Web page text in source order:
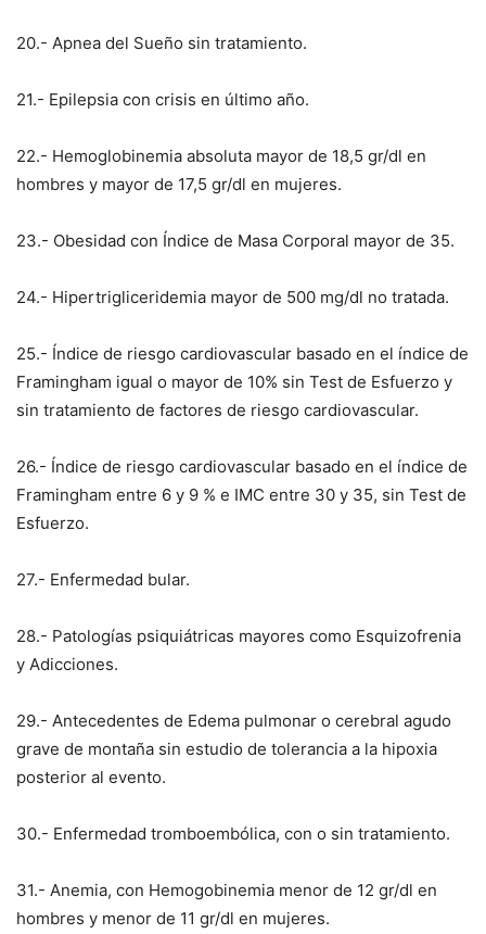
20.- Apnea del Sueño sin tratamiento.
21.- Epilepsia con crisis en último año.
22.- Hemoglobinemia absoluta mayor de 18,5 gr/dl en
hombres y mayor de 17,5 gr/dl en mujeres.
23.- Obesidad con Índice de Masa Corporal mayor de 35.
24.- Hipertrigliceridemia mayor de 500 mg/dl no tratada.
25.- Índice de riesgo cardiovascular basado en el índice de
Framingham igual o mayor de 10% sin Test de Esfuerzo y
sin tratamiento de factores de riesgo cardiovascular.
26.- Índice de riesgo cardiovascular basado en el índice de
Framingham entre 6 y 9 % e IMC entre 30 y 35, sin Test de
Esfuerzo.
27.- Enfermedad bular.
28.- Patologías psiquiátricas mayores como Esquizofrenia
y Adicciones.
29.- Antecedentes de Edema pulmonar o cerebral agudo
grave de montaña sin estudio de tolerancia a la hipoxia
posterior al evento.
30.- Enfermedad tromboembólica, con o sin tratamiento.
31.- Anemia, con Hemogobinemia menor de 12 gr/dl en
hombres y menor de 11 gr/dl en mujeres.